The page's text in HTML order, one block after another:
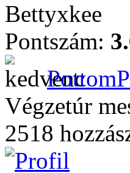
Bettyxkee
Pontszám:
Végzetúr
2518